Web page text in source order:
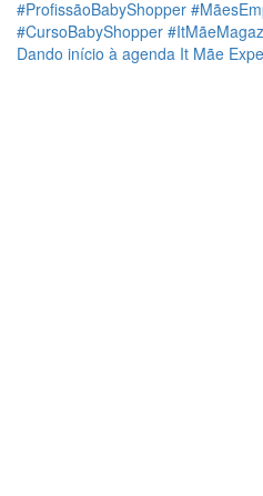
Dando início à agenda It Mãe